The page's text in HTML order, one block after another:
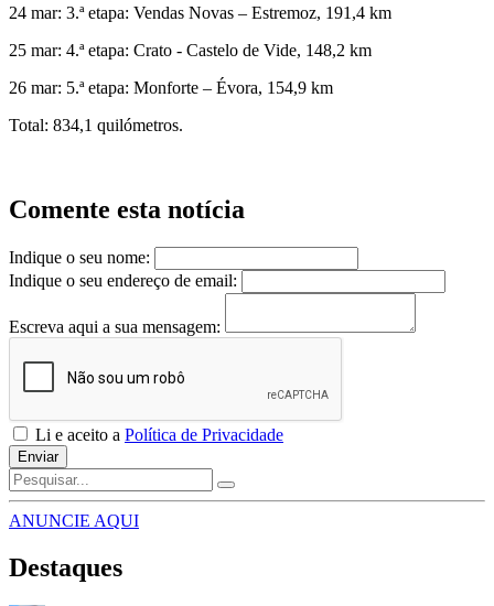
24 mar: 3.ª etapa: Vendas Novas – Estremoz, 191,4 km
25 mar: 4.ª etapa: Crato - Castelo de Vide, 148,2 km
26 mar: 5.ª etapa: Monforte – Évora, 154,9 km
Total: 834,1 quilómetros.
Comente esta notícia
Indique o seu nome:
Indique o seu endereço de email:
Escreva aqui a sua mensagem:
Li e aceito a Política de Privacidade
Enviar
ANUNCIE AQUI
Destaques